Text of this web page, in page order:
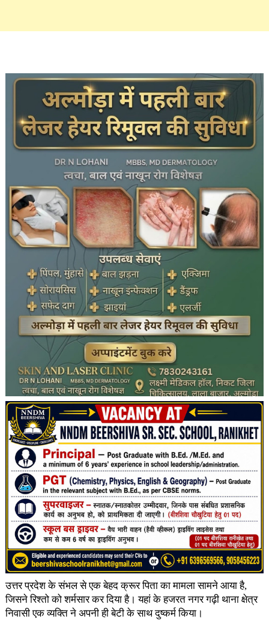
उत्तर प्रदेश के संभल से एक बेहद क्रूर पिता का मामला सामने आया है,
जिसने रिश्तो को शर्मसार कर दिया है। यहां के हजरत नगर गढ़ी थाना क्षेत्र
निवासी एक व्यक्ति ने अपनी ही बेटी के साथ दुष्कर्म किया।